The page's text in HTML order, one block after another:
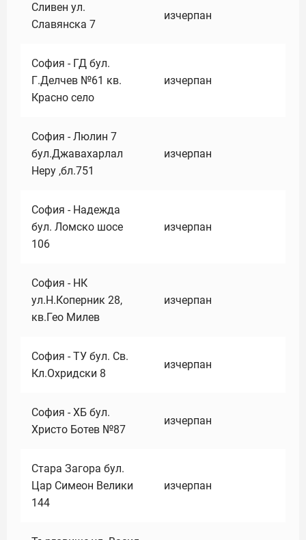
Сливен ул.
Славянска 7
изчерпан
София - ГД бул.
Г.Делчев №61 кв.
Красно село
изчерпан
София - Люлин 7
бул.Джавахарлал
Неру ,бл.751
изчерпан
София - Надежда
бул. Ломско шосе
106
изчерпан
София - НК
ул.Н.Коперник 28,
кв.Гео Милев
изчерпан
София - ТУ бул. Св.
Кл.Охридски 8
изчерпан
София - ХБ бул.
Христо Ботев №87
изчерпан
Стара Загора бул.
Цар Симеон Велики
144
изчерпан